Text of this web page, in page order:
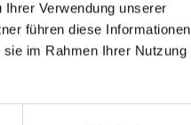
Verwendung unserer
führen diese Informationen
im Rahmen Ihrer Nutzung